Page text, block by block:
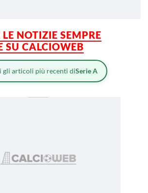
NOTIZIE SEMPRE
SU CALCIOWEB
gli articoli più recenti diSerie A